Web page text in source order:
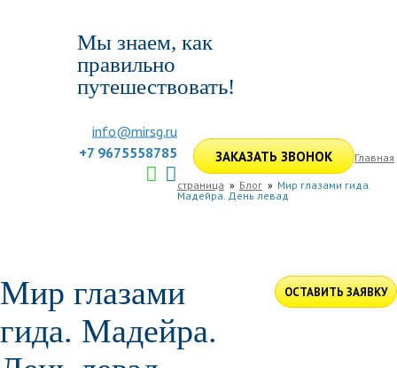
Мы знаем, как
правильно
путешествовать!
info@mirsg.ru
+7 9675558785
ЗАКАЗАТЬ ЗВОНОК
ОСТАВИТЬ ЗАЯВКУ
Главная
страница Блог
Мир глазами гида.
Мадейра. День левад
Мир глазами
гида. Мадейра.